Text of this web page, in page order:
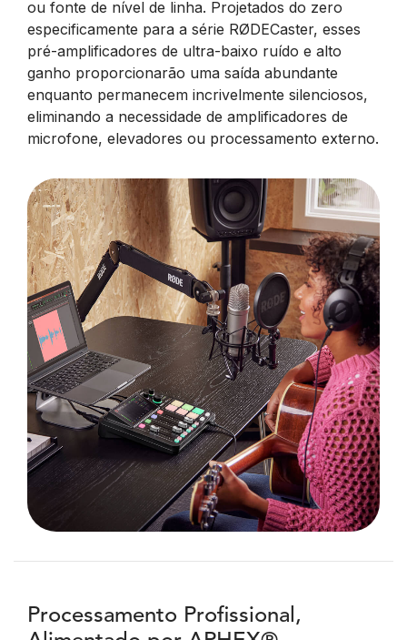
ou fonte de nível de linha. Projetados do zero
especificamente para a série RØDECaster, esses
pré-amplificadores de ultra-baixo ruído e alto
ganho proporcionarão uma saída abundante
enquanto permanecem incrivelmente silenciosos,
eliminando a necessidade de amplificadores de
microfone, elevadores ou processamento externo.
Processamento Profissional,